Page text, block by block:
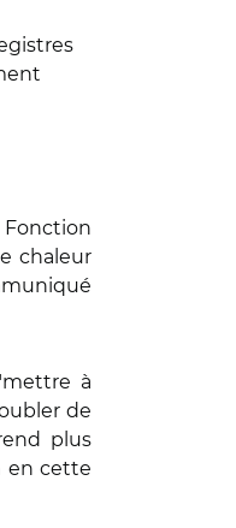
chaleur
à
de
plus
en cette